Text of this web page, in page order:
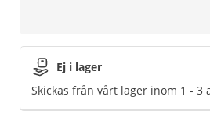
Ej i lager
Skickas från vårt lager inom 1 - 3